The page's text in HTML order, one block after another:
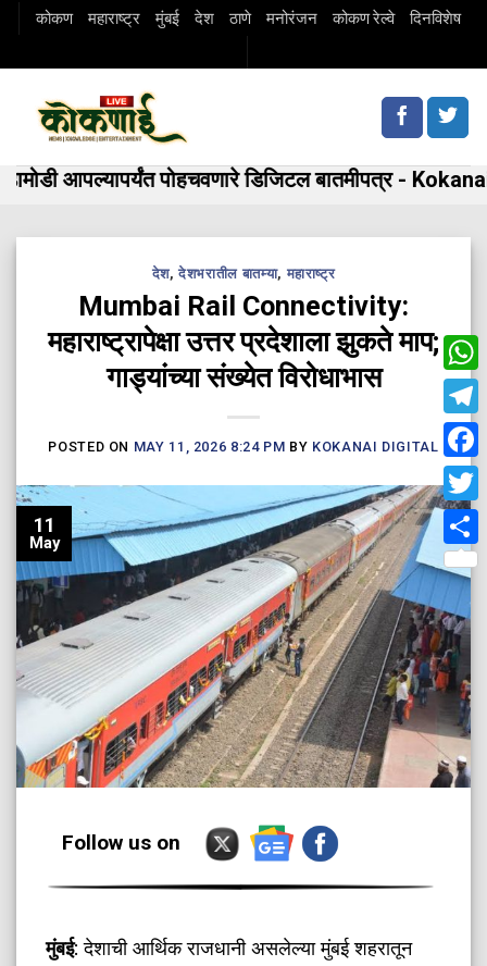
Skipकोकण महाराष्ट्र मुंबई देश ठाणे मनोरंजन कोकण रेल्वे दिनविशेष
आपल्यापर्यंत पोहचवणारे डिजिटल बातमीपत्र - Kokanai
देश,देशभरातील बातम्या, महाराष्ट्र
Mumbai Rail Connectivity:
महाराष्ट्रापेक्षा उत्तर प्रदेशाला झुकते माप;
गाड्यांच्या संख्येत विरोधाभास
POSTED ON MAY 11, 2026 8:24 PM BY KOKANAI DIGITAL
11
May
Follow us on
मुंबई: देशाची आर्थिक राजधानी असलेल्या मुंबई शहरातून